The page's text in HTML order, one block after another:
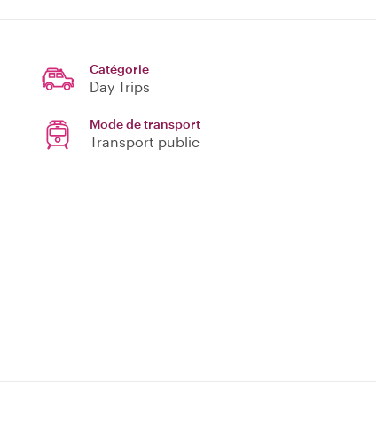
Catégorie
Day Trips
Mode de transport
Transport public